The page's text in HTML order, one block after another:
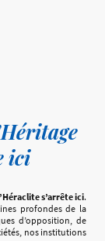
ici
s’arrête ici.
profondes de la
d’opposition, de
nos institutions